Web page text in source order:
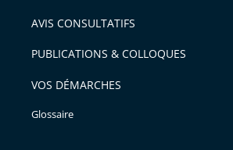
AVIS CONSULTATIFS
PUBLICATIONS & COLLOQUES
VOS DÉMARCHES
Glossaire